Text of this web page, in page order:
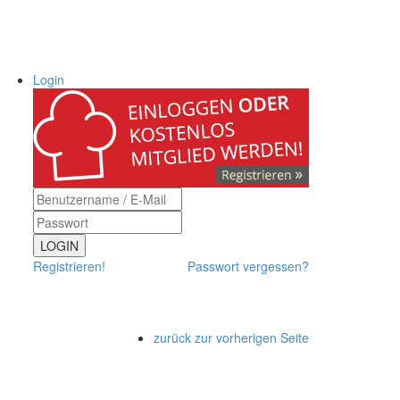
Login
LOGIN
Registrieren!
Passwort vergessen?
zurück zur vorherigen Seite